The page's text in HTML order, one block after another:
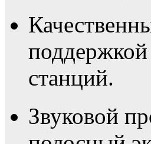
станций.
Звуковой